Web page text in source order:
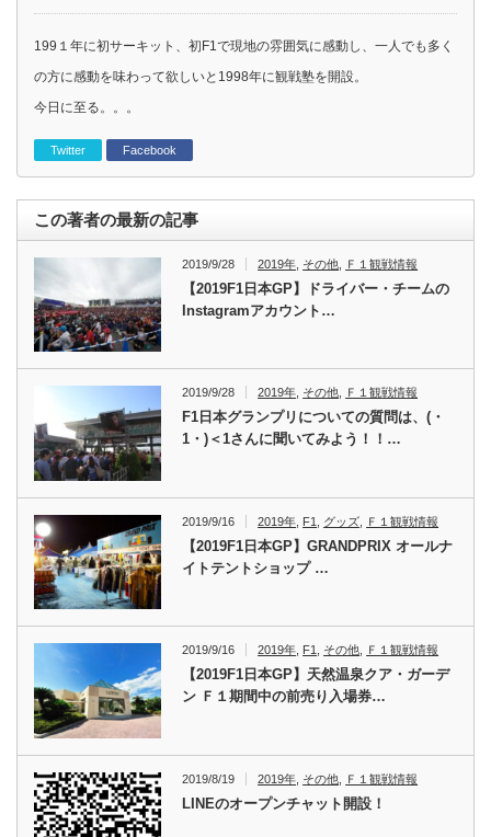
199１年に初サーキット、初F1で現地の雰囲気に感動し、一人でも多く
の方に感動を味わって欲しいと1998年に観戦塾を開設。
今日に至る。。。
Twitter Facebook
この著者の最新の記事
2019/9/28 2019年 その他 Ｆ１観戦情報
【2019F1日本GP】ドライバー・チームの
Instagramアカウント…
2019/9/28 2019年, その他, Ｆ１観戦情報
F1日本グランプリについての質問は、(・
1・)＜1さんに聞いてみよう！！…
2019/9/16 2019年 F1 グッズ Ｆ１観戦情報
【2019F1日本GP】GRANDPRIX オールナ
イトテントショップ …
2019/9/16 2019年 F1 その他 Ｆ１観戦情報
【2019F1日本GP】天然温泉クア・ガーデ
ン Ｆ１期間中の前売り入場券…
2019/8/19 2019年 その他 Ｆ１観戦情報
LINEのオープンチャット開設！